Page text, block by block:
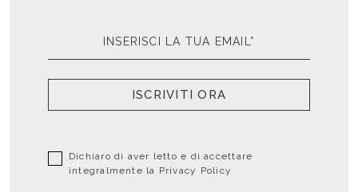
ISCRIVITI ORA
Dichiaro di aver letto e di accettare
integralmente la Privacy Policy